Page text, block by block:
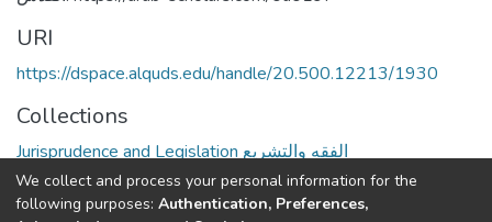
URI
https://dspace.alquds.edu/handle/20.500.12213/1930
Collections
Jurisprudence and Legislation الفقه والتشريع
Full item page
We collect and process your personal information for the
following purposes: Authentication, Preferences,